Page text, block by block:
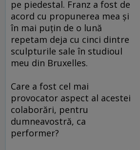
pe piedestal. Franz a fost de
acord cu propunerea mea și
în mai puțin de o lună
repetam deja cu cinci dintre
sculpturile sale în studioul
meu din Bruxelles.
Care a fost cel mai
provocator aspect al acestei
colaborări, pentru
dumneavostră, ca
performer?